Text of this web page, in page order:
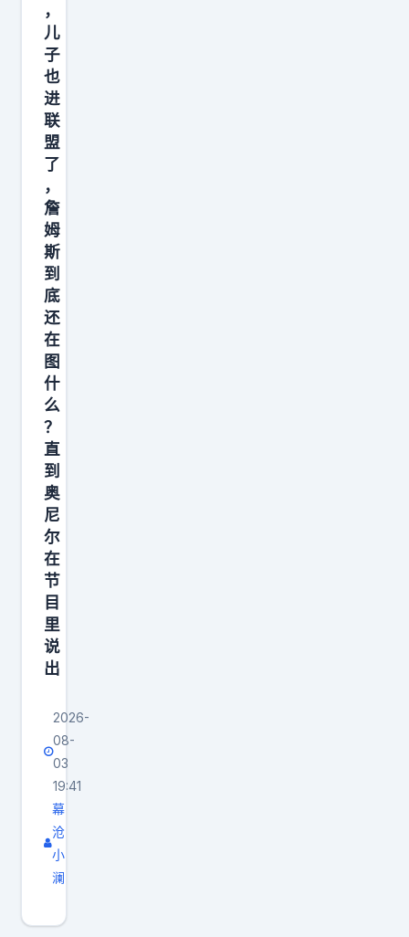
遇
。
后
来
我
去
到
迈
阿
密
，
和
韦
德
搭
档
，
也
拿
到
了
一
枚
总
冠
军
。
内
心
其
实
很
希
分
感
慨
，
如
果
当
初
愿
意
放
下
心
气
、
接
受
降
薪
退
居
二
线
，
留
在
人
辅
佐
科
比
，
两
有
，
儿
子
也
进
联
盟
了
，
詹
姆
斯
到
底
还
在
图
什
么
？
直
到
奥
尼
尔
在
节
目
里
说
出
2026-
08-
03
19:41
幕
沧
小
澜